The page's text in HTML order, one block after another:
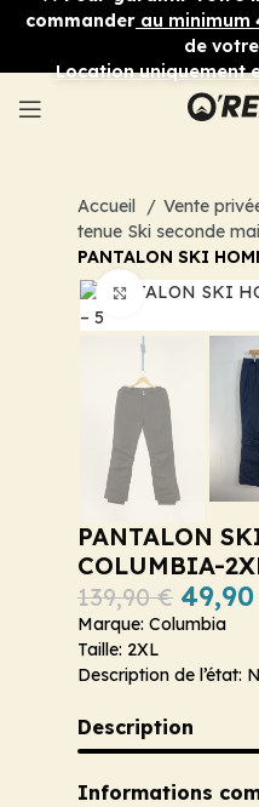
commander au minimum
de
Location uniquement
Accueil
Vente
tenue Ski seconde
PANTALON SKI
Cliquez pour
PANTALON
COLUMBIA-
139,90€ 49,90
Marque: Columbia
Taille: 2XL
Description de l’état:
Description
Informations